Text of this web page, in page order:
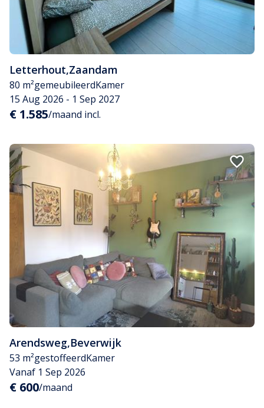
Letterhout,Zaandam
80 m²gemeubileerdKamer
15 Aug 2026 - 1 Sep 2027
€ 1.585/maand incl.
Arendsweg,Beverwijk
53 m²gestoffeerdKamer
Vanaf 1 Sep 2026
€ 600/maand